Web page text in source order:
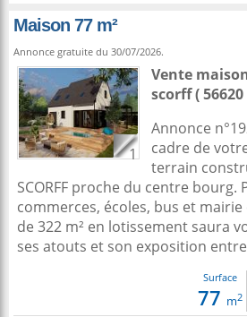
Maison 77 m²
Annonce gratuite du 30/07/2026.
1
Vente
scorff(
Annonce
cadre de
terrain
SCORFF proche du centre bourg.
commerces, écoles, bus et
de 322 m² en lotissement saura
ses atouts et son exposition
Surface
77 m2